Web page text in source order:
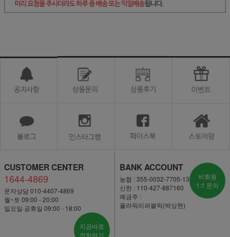
CUSTOMER CENTER
1644-4869
문자상담 010-4407-4869
월~토 09:00 - 20:00
일요일·공휴일 09:00 - 18:00
지금바로
전화하기
BANK ACCOUNT
농협 : 355-0032-7705-13
신한 : 110-427-887160
예금주 :
플라워리퍼블릭(박상현)
비회원
1:1 문의